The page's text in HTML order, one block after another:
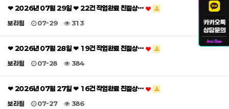
❤ 2026년 07월 29일 ❤ 22건 작업완료 친절상…
보라팀 07-29 313
❤ 2026년 07월 28일 ❤ 19건 작업완료 친절상…
보라팀 07-28 384
❤ 2026년 07월 27일 ❤ 16건 작업완료 친절상…
보라팀 07-27 386